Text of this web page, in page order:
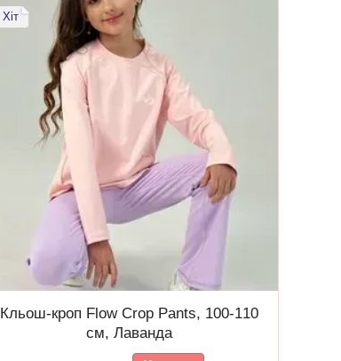
Хіт
Кльош-кроп Flow Crop Pants, 100-110
см, Лаванда